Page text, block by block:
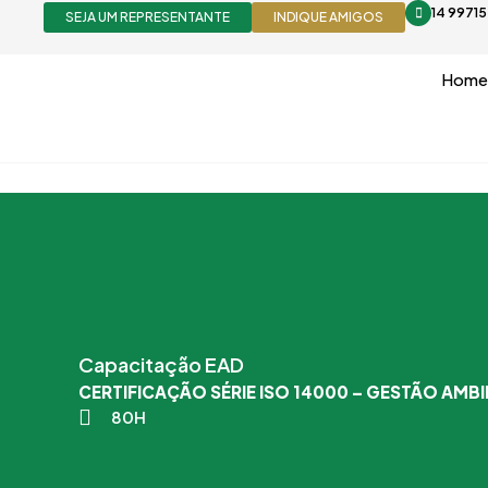
SEJA UM REPRESENTANTE INDIQUE AMIGOS 14
Home
Capacitação EAD
CERTIFICAÇÃO SÉRIE ISO 14000 – GESTÃO
80H